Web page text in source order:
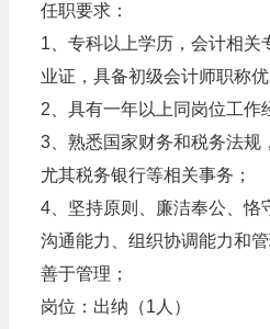
任职要求：
1、专科以上学历，会计相关
业证，具备初级会计师职称优
2、具有一年以上同岗位工作
3、熟悉国家财务和税务法规
尤其税务银行等相关事务；
4、坚持原则、廉洁奉公、恪
沟通能力、组织协调能力和
善于管理；
岗位：出纳（1人）